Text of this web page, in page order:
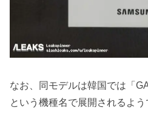
なお、同モデルは韓国では「
という機種名で展開されるよう